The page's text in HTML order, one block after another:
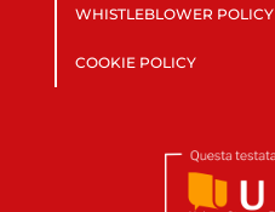
WHISTLEBLOWER POLICY
COOKIE POLICY